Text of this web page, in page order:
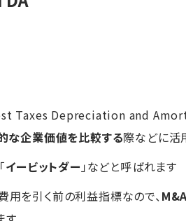
Taxes Depreciation and
な企業価値を比較する際などに活
イービットダー 」などと呼ばれます
を引く前の利益指標なので、